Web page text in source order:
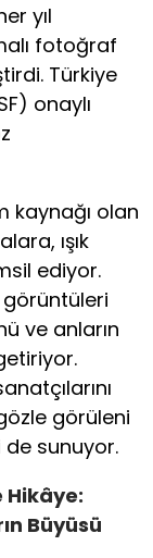
yıl
fotoğraf
Türkiye
onaylı
kaynağı olan
ışık
ediyor.
ve anların
görüleni
de sunuyor.
Hikâye:
Büyüsü